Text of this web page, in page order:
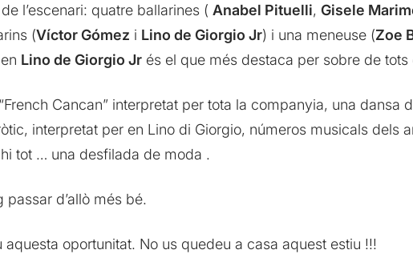
l’escenari: quatre ballarines ( Anabel Pituelli, Gisele
(Víctor Gómez i Lino de Giorgio Jr) i una meneuse (Zoe
Lino de Giorgio Jrés el que més destaca per sobre de tots
Cancan” interpretat per tota la companyia, una dansa
interpretat per en Lino di Giorgio, números musicals dels
tot … una desfilada de moda .
passar d’allò més bé.
aquesta oportunitat. No us quedeu a casa aquest estiu !!!